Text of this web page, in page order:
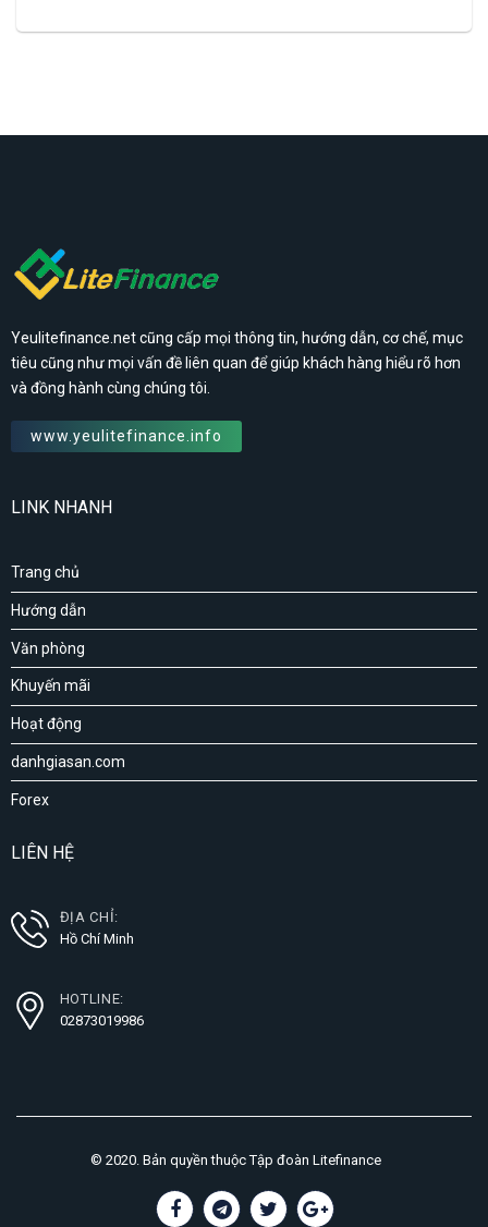
Yeulitefinance.net cũng cấp mọi thông tin, hướng dẫn, cơ chế, mục
tiêu cũng như mọi vấn đề liên quan để giúp khách hàng hiểu rõ hơn
và đồng hành cùng chúng tôi.
www.yeulitefinance.info
LINK NHANH
Trang chủ
Hướng dẫn
Văn phòng
Khuyến mãi
Hoạt động
danhgiasan.com
Forex
LIÊN HỆ
ĐỊA CHỈ:
Hồ Chí Minh
HOTLINE:
02873019986
© 2020. Bản quyền thuộc Tập đoàn Litefinance